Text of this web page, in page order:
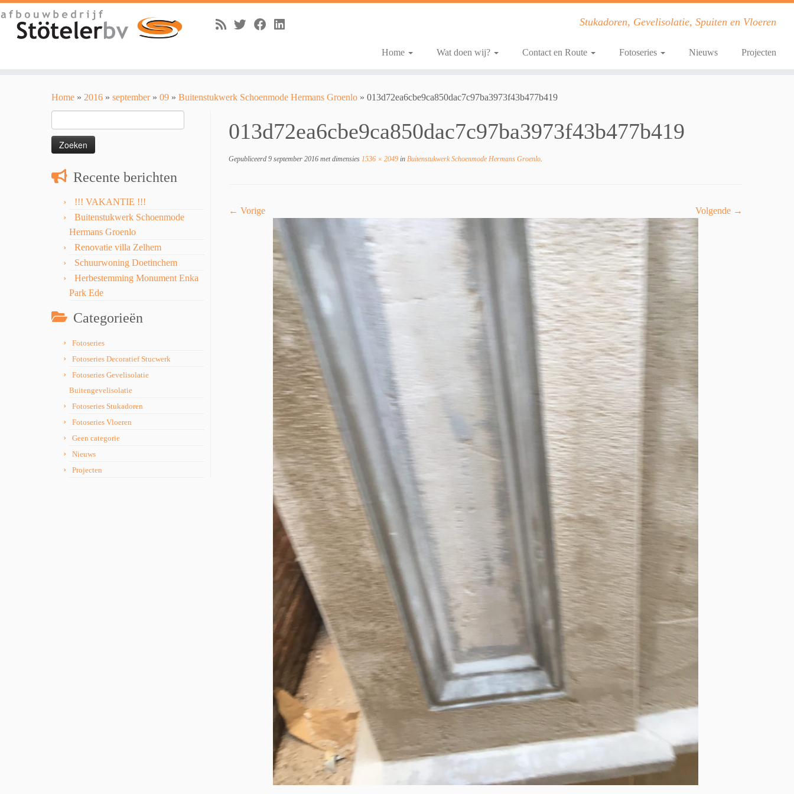
Stukadoren, Gevelisolatie, Spuiten en Vloeren
Home Wat doen wij? Contact en Route Fotoseries Nieuws Projecten
Home » 2016 » september » 09 » Buitenstukwerk Schoenmode Hermans Groenlo » 013d72ea6cbe9ca850dac7c97ba3973f43b477b419
naar:
Recente berichten
!!! VAKANTIE !!!
Buitenstukwerk Schoenmode
Hermans Groenlo
Renovatie villa Zelhem
Schuurwoning Doetinchem
Herbestemming Monument Enka
Park Ede
Categorieën
Fotoseries
Fotoseries Decoratief Stucwerk
Fotoseries Gevelisolatie
Buitengevelisolatie
Fotoseries Stukadoren
Fotoseries Vloeren
Geen categorie
Nieuws
Projecten
013d72ea6cbe9ca850dac7c97ba3973f43b477b419
Gepubliceerd 9 september 2016 met dimensies 1536 × 2049 in Buitenstukwerk Schoenmode Hermans Groenlo.
← Vorige Volgende →